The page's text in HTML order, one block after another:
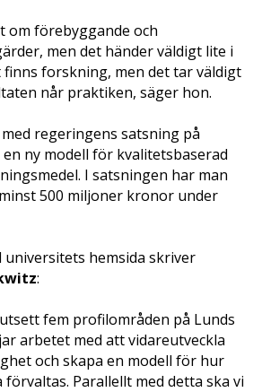
om förebyggande och
men det händer väldigt lite i
forskning, men det tar väldigt
når praktiken, säger hon.
regeringens satsning på
ny modell för kvalitetsbaserad
I satsningen har man
500 miljoner kronor under
hemsida skriver
:
fem profilområden på Lunds
arbetet med att vidareutveckla
och skapa en modell för hur
Parallellt med detta ska vi